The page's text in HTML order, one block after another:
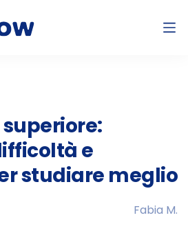
superiore:
e
studiare meglio
Fabia M.